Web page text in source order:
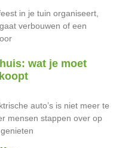
in je tuin organiseert,
verbouwen of een
wat je moet
auto’s is niet meer te
mensen stappen over op